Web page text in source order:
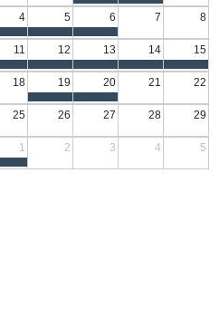
4 5 6 7 8
11 12 13 14 15
18 19 20 21 22
25 26 27 28 29
1 2 3 4 5